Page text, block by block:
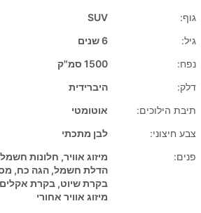
גוף:
SUV
גיל:
6 שנים
נפח:
1500 סמ"ק
דלק:
היברידית
תיבת הילוכים:
אוטומטי
צבע חיצוני:
לבן מתכתי
פנים:
מיזוג אוויר, חלונות
הדלת חשמל, הגה כח,
בקרת שיוט, בקרת
מיזוג אוויר אחורי